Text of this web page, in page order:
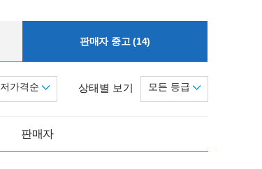
판매자 중고 (14)
상태별 보기 모든 등급
저가격순
판매자